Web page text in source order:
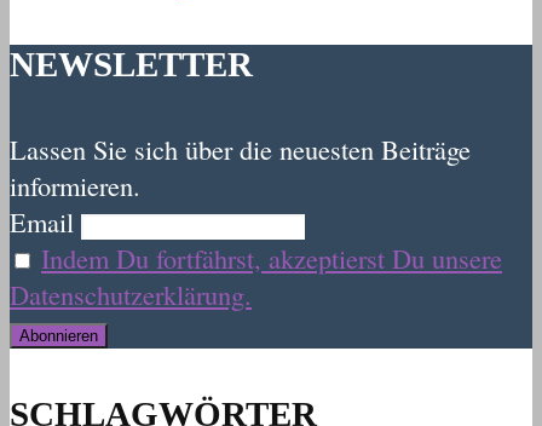
NEWSLETTER
Lassen Sie sich über die neuesten Beiträge
informieren.
Email
Indem Du fortfährst, akzeptierst Du unsere
Datenschutzerklärung.
SCHLAGWÖRTER